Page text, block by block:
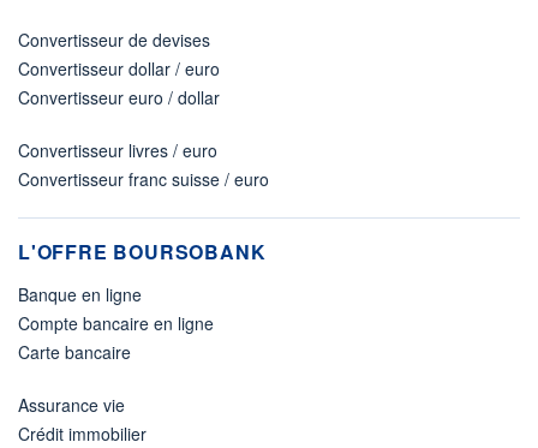
Convertisseur de devises
Convertisseur dollar / euro
Convertisseur euro / dollar
Convertisseur livres / euro
Convertisseur franc suisse / euro
L'OFFRE BOURSOBANK
Banque en ligne
Compte bancaire en ligne
Carte bancaire
Assurance vie
Crédit immobilier